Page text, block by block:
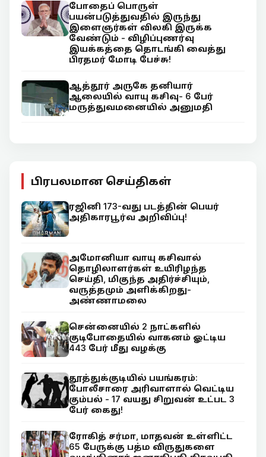
போதைப் பொருள்
பயன்படுத்துவதில் இருந்து
இளைஞர்கள் விலகி இருக்க
வேண்டும் - விழிப்புணர்வு
இயக்கத்தை தொடங்கி வைத்து
பிரதமர் மோடி பேச்சு!
ஆத்தூர் அருகே தனியார்
ஆலையில் வாயு கசிவு- 6 பேர்
மருத்துவமனையில் அனுமதி
பிரபலமான செய்திகள்
ரஜினி 173-வது படத்தின் பெயர்
அதிகாரபூர்வ அறிவிப்பு!
அமோனியா வாயு கசிவால்
தொழிலாளர்கள் உயிரிழந்த
செய்தி, மிகுந்த அதிர்ச்சியும்,
வருத்தமும் அளிக்கிறது-
அண்ணாமலை
சென்னையில் 2 நாட்களில்
குடிபோதையில் வாகனம் ஓட்டிய
443 பேர் மீது வழக்கு
தூத்துக்குடியில் பயங்கரம்:
போலீசாரை அரிவாளால் வெட்டிய
கும்பல் - 17 வயது சிறுவன் உட்பட 3
பேர் கைது!
ரோகித் சர்மா, மாதவன் உள்ளிட்ட
65 பேருக்கு பத்ம விருதுகளை